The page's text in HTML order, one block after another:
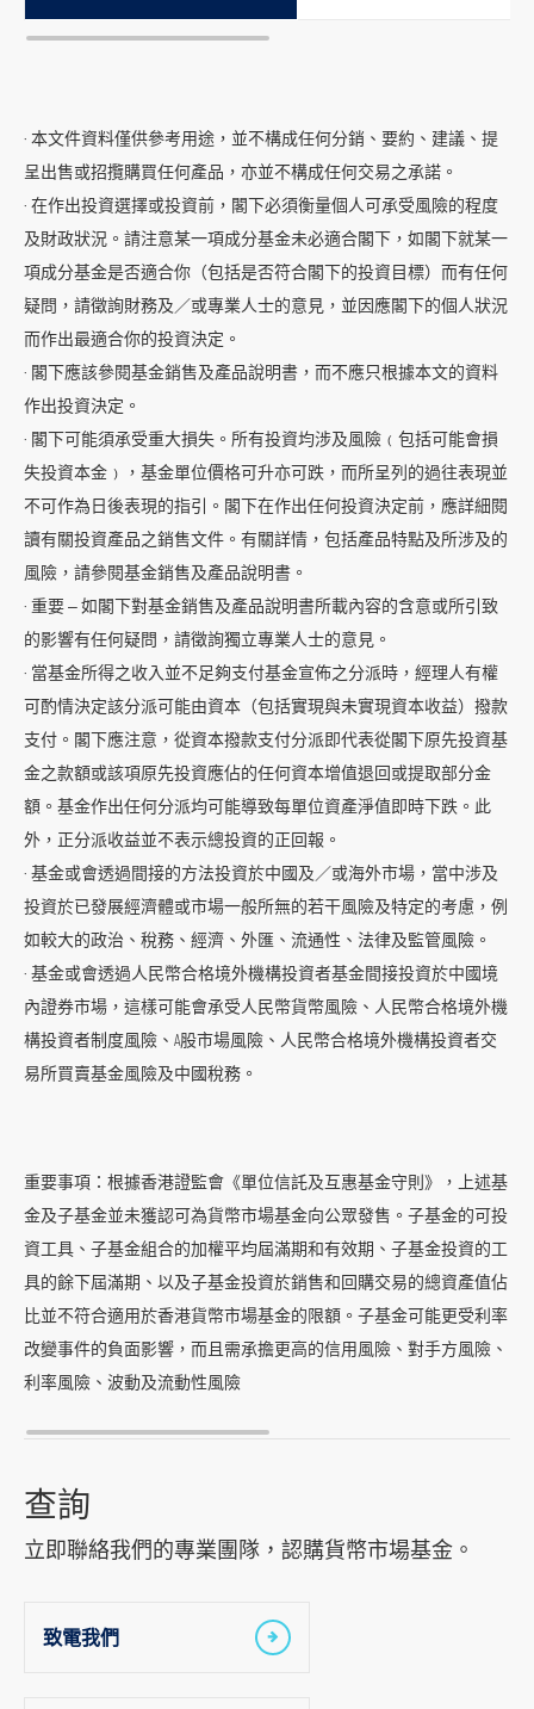
· 本文件資料僅供參考用途，並不構成任何分銷、要約、建議、提
呈出售或招攬購買任何產品，亦並不構成任何交易之承諾。
· 在作出投資選擇或投資前，閣下必須衡量個人可承受風險的程度
及財政狀況。請注意某一項成分基金未必適合閣下，如閣下就某一
項成分基金是否適合你（包括是否符合閣下的投資目標）而有任何
疑問，請徵詢財務及／或專業人士的意見，並因應閣下的個人狀況
而作出最適合你的投資決定。
· 閣下應該參閱基金銷售及產品說明書，而不應只根據本文的資料
作出投資決定。
· 閣下可能須承受重大損失。所有投資均涉及風險﹙包括可能會損
失投資本金﹚，基金單位價格可升亦可跌，而所呈列的過往表現並
不可作為日後表現的指引。閣下在作出任何投資決定前，應詳細閱
讀有關投資產品之銷售文件。有關詳情，包括產品特點及所涉及的
風險，請參閱基金銷售及產品說明書。
· 重要 ‒ 如閣下對基金銷售及產品說明書所載內容的含意或所引致
的影響有任何疑問，請徵詢獨立專業人士的意見。
· 當基金所得之收入並不足夠支付基金宣佈之分派時，經理人有權
可酌情決定該分派可能由資本（包括實現與未實現資本收益）撥款
支付。閣下應注意，從資本撥款支付分派即代表從閣下原先投資基
金之款額或該項原先投資應佔的任何資本增值退回或提取部分金
額。基金作出任何分派均可能導致每單位資產淨值即時下跌。此
外，正分派收益並不表示總投資的正回報。
· 基金或會透過間接的方法投資於中國及／或海外市場，當中涉及
投資於已發展經濟體或市場一般所無的若干風險及特定的考慮，例
如較大的政治、稅務、經濟、外匯、流通性、法律及監管風險。
· 基金或會透過人民幣合格境外機構投資者基金間接投資於中國境
內證券市場，這樣可能會承受人民幣貨幣風險、人民幣合格境外機
構投資者制度風險、A股市場風險、人民幣合格境外機構投資者交
易所買賣基金風險及中國稅務。
重要事項：根據香港證監會《單位信託及互惠基金守則》，上述基
金及子基金並未獲認可為貨幣市場基金向公眾發售。子基金的可投
資工具、子基金組合的加權平均屆滿期和有效期、子基金投資的工
具的餘下屆滿期、以及子基金投資於銷售和回購交易的總資產值佔
比並不符合適用於香港貨幣市場基金的限額。子基金可能更受利率
改變事件的負面影響，而且需承擔更高的信用風險、對手方風險、
利率風險、波動及流動性風險
查詢
立即聯絡我們的專業團隊，認購貨幣市場基金。
致電我們